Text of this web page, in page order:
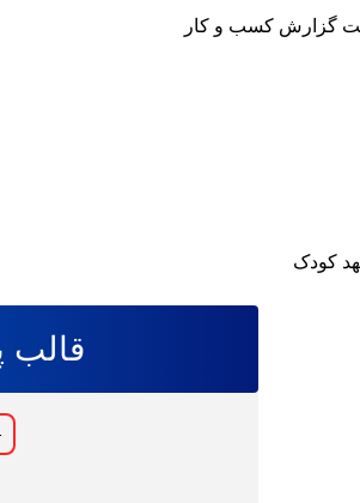
گزارش کسب و کار
کودک
قالب